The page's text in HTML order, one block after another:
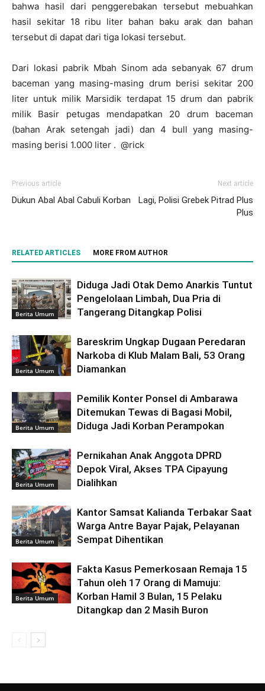
bahwa hasil dari penggerebakan tersebut mebuahkan
hasil sekitar 18 ribu liter bahan baku arak dan bahan
tersebut di dapat dari tiga lokasi tersebut.
Dari lokasi pabrik Mbah Sinom ada sebanyak 67 drum
baceman yang masing-masing drum berisi sekitar 200
liter untuk milik Marsidik terdapat 15 drum dan pabrik
milik Basir petugas mendapatkan 20 drum baceman
(bahan Arak setengah jadi) dan 4 bull yang masing-
masing berisi 1.000 liter . @rick
Previous article
Dukun Abal Abal Cabuli Korban
Next article
Lagi, Polisi Grebek Pitrad Plus
Plus
RELATED ARTICLES MORE FROM AUTHOR
Berita Umum
Diduga Jadi Otak Demo Anarkis Tuntut
Pengelolaan Limbah, Dua Pria di
Tangerang Ditangkap Polisi
Berita Umum
Bareskrim Ungkap Dugaan Peredaran
Narkoba di Klub Malam Bali, 53 Orang
Diamankan
Berita Umum
Pemilik Konter Ponsel di Ambarawa
Ditemukan Tewas di Bagasi Mobil,
Diduga Jadi Korban Perampokan
Berita Umum
Pernikahan Anak Anggota DPRD
Depok Viral, Akses TPA Cipayung
Dialihkan
Berita Umum
Kantor Samsat Kalianda Terbakar Saat
Warga Antre Bayar Pajak, Pelayanan
Sempat Dihentikan
Berita Umum
Fakta Kasus Pemerkosaan Remaja 15
Tahun oleh 17 Orang di Mamuju:
Korban Hamil 3 Bulan, 15 Pelaku
Ditangkap dan 2 Masih Buron